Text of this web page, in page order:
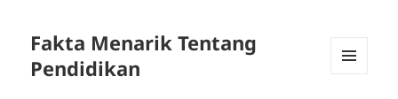
Fakta Menarik Tentang
Pendidikan